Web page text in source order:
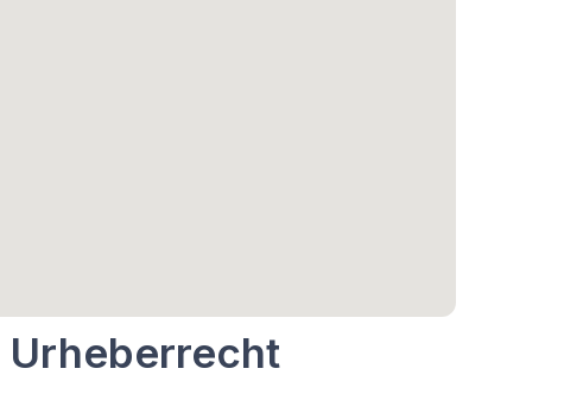
Urheberrecht